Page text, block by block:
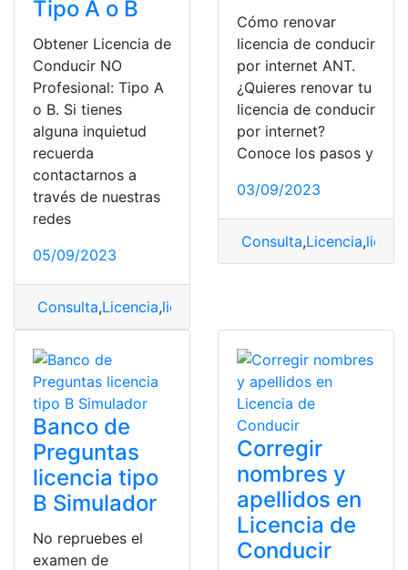
Tipo A o B
Obtener Licencia de
Conducir NO
Profesional: Tipo A
o B. Si tienes
alguna inquietud
recuerda
contactarnos a
través de nuestras
redes
05/09/2023
Consulta,Licencia,licencia de conducir
Cómo renovar
licencia de conducir
por internet ANT.
¿Quieres renovar tu
licencia de conducir
por internet?
Conoce los pasos y
03/09/2023
Consulta,Licencia,
Banco de
Preguntas
licencia tipo
B Simulador
No repruebes el
examen de
Corregir
nombres y
apellidos en
Licencia de
Conducir